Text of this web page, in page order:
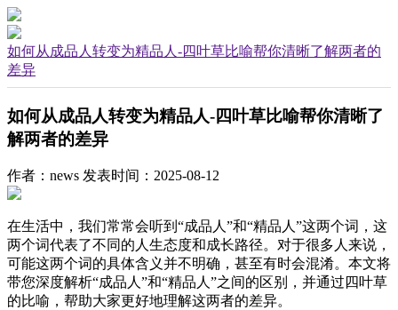
如何从成品人转变为精品人-四叶草比喻帮你清晰了解两者的
差异
如何从成品人转变为精品人-四叶草比喻帮你清晰了
解两者的差异
作者：news 发表时间：2025-08-12
在生活中，我们常常会听到“成品人”和“精品人”这两个词，这
两个词代表了不同的人生态度和成长路径。对于很多人来说，
可能这两个词的具体含义并不明确，甚至有时会混淆。本文将
带您深度解析“成品人”和“精品人”之间的区别，并通过四叶草
的比喻，帮助大家更好地理解这两者的差异。